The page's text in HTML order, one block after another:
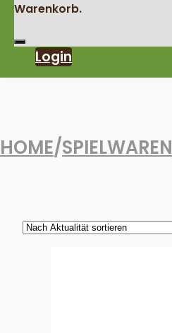
Warenkorb.
Login
HOME/SPIELWAREN